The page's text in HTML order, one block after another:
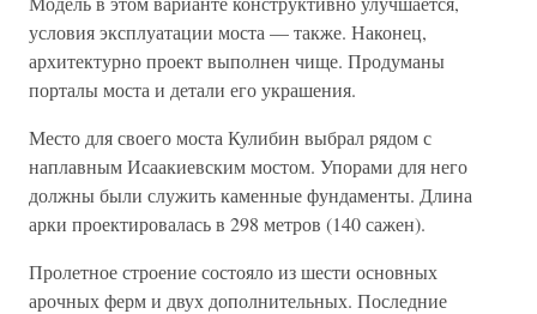
условия эксплуатации моста — также. Наконец,
архитектурно проект выполнен чище. Продуманы
порталы моста и детали его украшения.
Место для своего моста Кулибин выбрал рядом с
наплавным Исаакиевским мостом. Упорами для него
должны были служить каменные фундаменты. Длина
арки проектировалась в 298 метров (140 сажен).
Пролетное строение состояло из шести основных
арочных ферм и двух дополнительных. Последние